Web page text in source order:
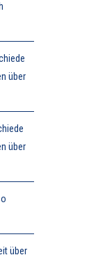
über
über
über